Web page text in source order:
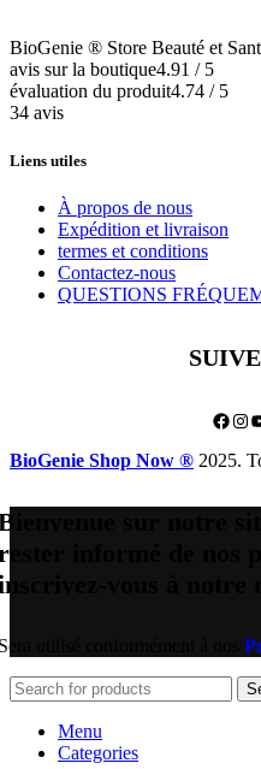
BioGenie ® Store Beauté et
avis sur la boutique4.91 / 5
évaluation du produit4.74 / 5
34 avis
Liens utiles
À propos de nous
Expédition et livraison
termes et conditions
Contactez-nous
QUESTIONS
BioGenie Shop Now ® 2025.
sur notre
informé de nos
vous à notre
utilisé conformément à nos
Menu
Categories